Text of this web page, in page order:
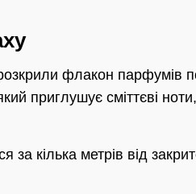
флакон парфумів
приглушує сміттєві
за кілька метрів від